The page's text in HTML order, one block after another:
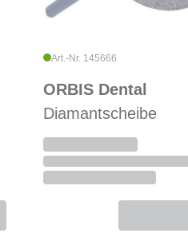
Art.-Nr. 145666
ORBIS Dental
Diamantscheibe